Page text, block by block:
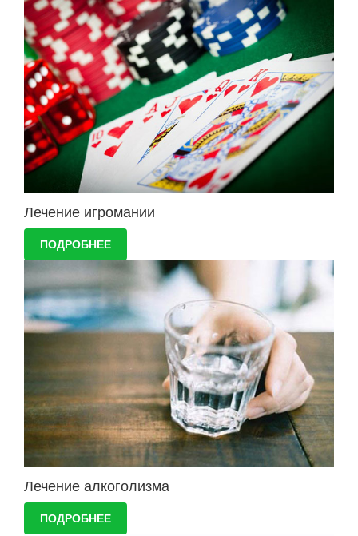
Лечение игромании
ПОДРОБНЕЕ
Лечение алкоголизма
ПОДРОБНЕЕ